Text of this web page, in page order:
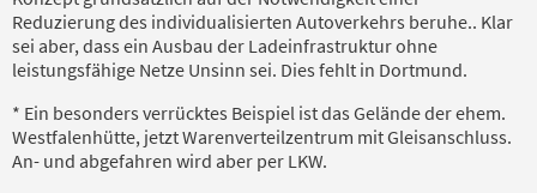
Reduzierung des individualisierten Autoverkehrs beruhe.. Klar
sei aber, dass ein Ausbau der Ladeinfrastruktur ohne
leistungsfähige Netze Unsinn sei. Dies fehlt in Dortmund.
* Ein besonders verrücktes Beispiel ist das Gelände der ehem.
Westfalenhütte, jetzt Warenverteilzentrum mit Gleisanschluss.
An- und abgefahren wird aber per LKW.